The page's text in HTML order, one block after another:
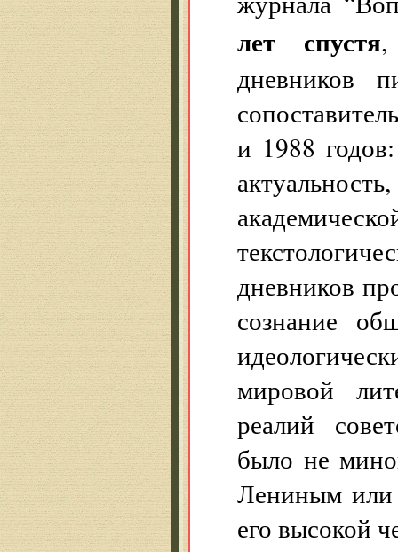
лет спустя,
дневников
и 1988
дневников
сознание
мировой
реалий
было не
Лениным или
его высокой